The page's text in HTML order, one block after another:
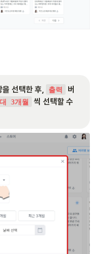
선택한 후, 출력
버
3개월
씩 선택할 수